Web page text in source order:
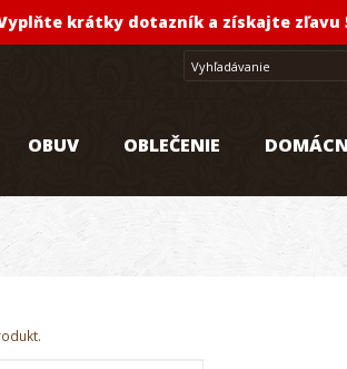
krátky dotazník a získajte zľavu
OBUV OBLEČENIE